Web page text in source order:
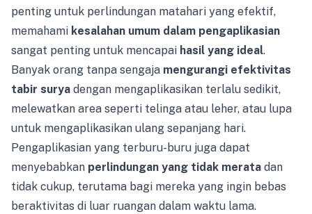
penting untuk perlindungan matahari yang efektif,
memahami kesalahan umum dalam pengaplikasian
sangat penting untuk mencapai hasil yang ideal.
Banyak orang tanpa sengaja mengurangi efektivitas
tabir surya dengan mengaplikasikan terlalu sedikit,
melewatkan area seperti telinga atau leher, atau lupa
untuk mengaplikasikan ulang sepanjang hari.
Pengaplikasian yang terburu-buru juga dapat
menyebabkan perlindungan yang tidak merata dan
tidak cukup, terutama bagi mereka yang ingin bebas
beraktivitas di luar ruangan dalam waktu lama.